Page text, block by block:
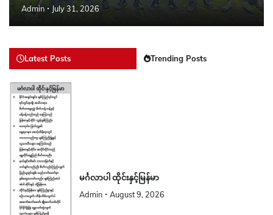
Admin July 31, 2026
Latest Posts Trending Posts
မင်္ဂလာပါ ထိုင်းနှင့်မြန်မာ
Admin August 9, 2026